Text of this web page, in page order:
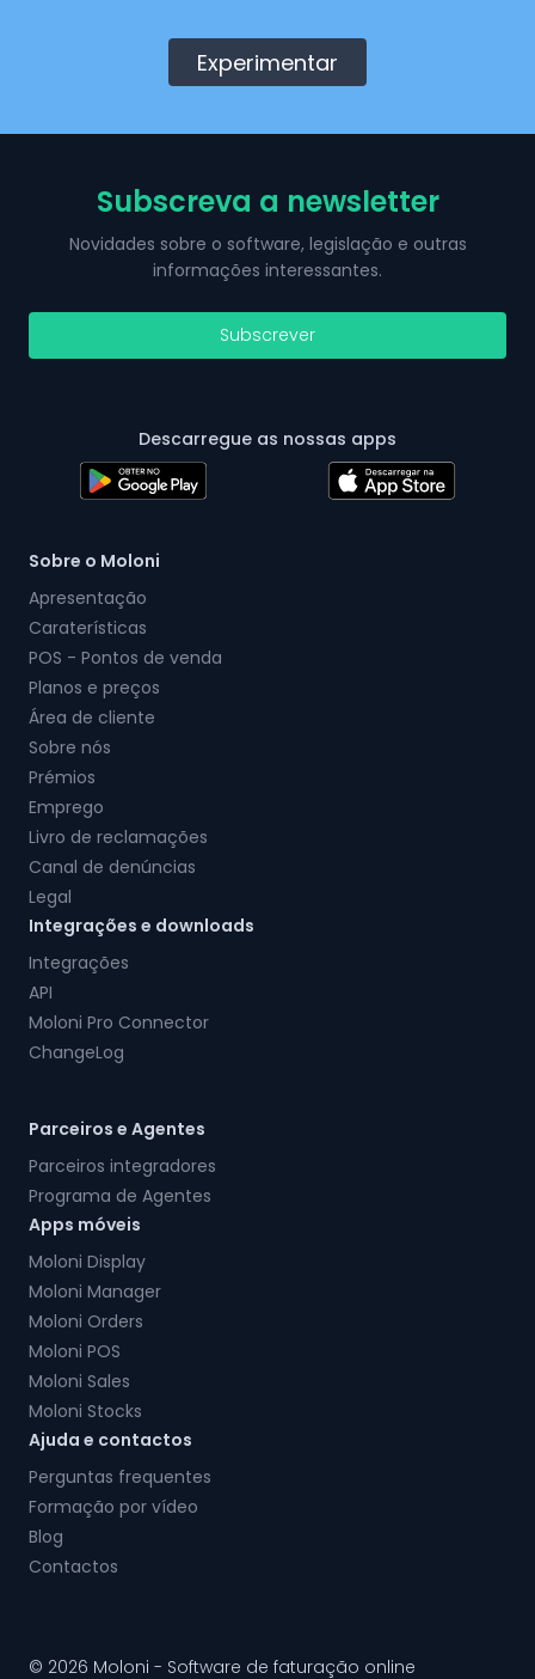
Experimentar
Subscreva a newsletter
Novidades sobre o software, legislação e outras
informações interessantes.
Subscrever
Descarregue as nossas apps
Sobre o Moloni
Apresentação
Caraterísticas
POS - Pontos de venda
Planos e preços
Área de cliente
Sobre nós
Prémios
Emprego
Livro de reclamações
Canal de denúncias
Legal
Integrações e downloads
Integrações
API
Moloni Pro Connector
ChangeLog
Parceiros e Agentes
Parceiros integradores
Programa de Agentes
Apps móveis
Moloni Display
Moloni Manager
Moloni Orders
Moloni POS
Moloni Sales
Moloni Stocks
Ajuda e contactos
Perguntas frequentes
Formação por vídeo
Blog
Contactos
© 2026 Moloni - Software de faturação online